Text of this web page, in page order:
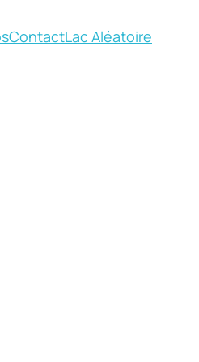
ContactLac Aléatoire